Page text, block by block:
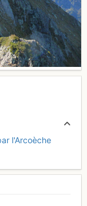
l'Arcoèche